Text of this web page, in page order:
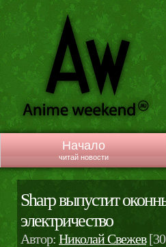
Начало
читай новости
Sharp выпустит
электричество
Автор: Николай Свежев[30